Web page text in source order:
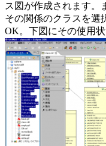
ス図が作成されます。
その関係のクラスを選
OK。下図にその使用状